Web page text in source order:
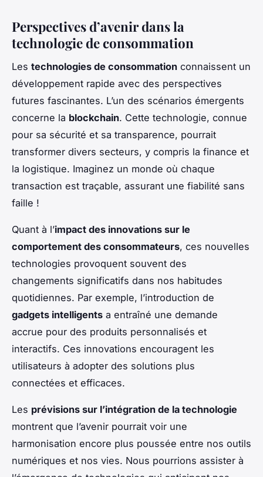
Perspectives d’avenir dans la
technologie de consommation
Les technologies de consommation connaissent un
développement rapide avec des perspectives
futures fascinantes. L’un des scénarios émergents
concerne la blockchain. Cette technologie, connue
pour sa sécurité et sa transparence, pourrait
transformer divers secteurs, y compris la finance et
la logistique. Imaginez un monde où chaque
transaction est traçable, assurant une fiabilité sans
faille !
Quant à l’impact des innovations sur le
comportement des consommateurs, ces nouvelles
technologies provoquent souvent des
changements significatifs dans nos habitudes
quotidiennes. Par exemple, l’introduction de
gadgets intelligents a entraîné une demande
accrue pour des produits personnalisés et
interactifs. Ces innovations encouragent les
utilisateurs à adopter des solutions plus
connectées et efficaces.
Les prévisions sur l’intégration de la technologie
montrent que l’avenir pourrait voir une
harmonisation encore plus poussée entre nos outils
numériques et nos vies. Nous pourrions assister à